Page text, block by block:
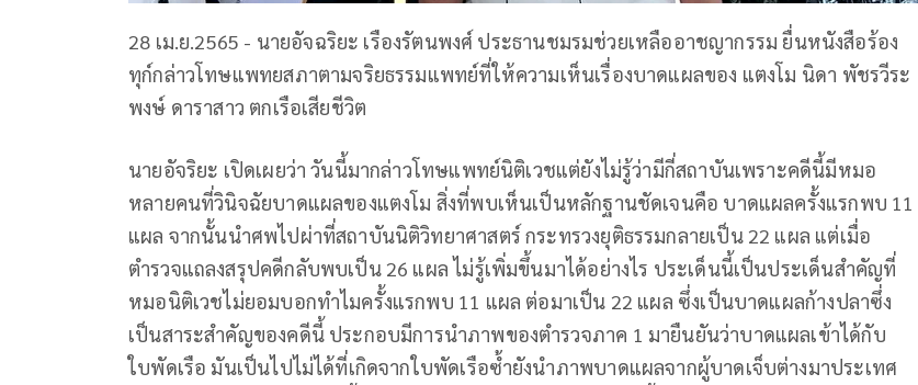
28 เม.ย.2565 - นายอัจฉริยะ เรืองรัตนพงศ์ ประธานชมรมช่วยเหลืออาชญากรรม ยื่นหนังสือร้อง
ทุก์กล่าวโทษแพทยสภาตามจริยธรรมแพทย์ที่ให้ความเห็นเรื่องบาดแผลของ แตงโม นิดา พัชรวีระ
พงษ์ ดาราสาว ตกเรือเสียชีวิต
นายอัจริยะ เปิดเผยว่า วันนี้มากล่าวโทษแพทย์นิติเวชแต่ยังไม่รู้ว่ามีกี่สถาบันเพราะคดีนี้มีหมอ
หลายคนที่วินิจฉัยบาดแผลของแตงโม สิ่งที่พบเห็นเป็นหลักฐานชัดเจนคือ บาดแผลครั้งแรกพบ 11
แผล จากนั้นนำศพไปผ่าที่สถาบันนิติวิทยาศาสตร์ กระทรวงยุติธรรมกลายเป็น 22 แผล แต่เมื่อ
ตำรวจแถลงสรุปคดีกลับพบเป็น 26 แผล ไม่รู้เพิ่มขึ้นมาได้อย่างไร ประเด็นนี้เป็นประเด็นสำคัญที่
หมอนิติเวชไม่ยอมบอกทำไมครั้งแรกพบ 11 แผล ต่อมาเป็น 22 แผล ซึ่งเป็นบาดแผลก้างปลาซึ่ง
เป็นสาระสำคัญของคดีนี้ ประกอบมีการนำภาพของตำรวจภาค 1 มายืนยันว่าบาดแผลเข้าได้กับ
ใบพัดเรือ มันเป็นไปไม่ได้ที่เกิดจากใบพัดเรือซ้ำยังนำภาพบาดแผลจากผู้บาดเจ็บต่างมาประเทศ